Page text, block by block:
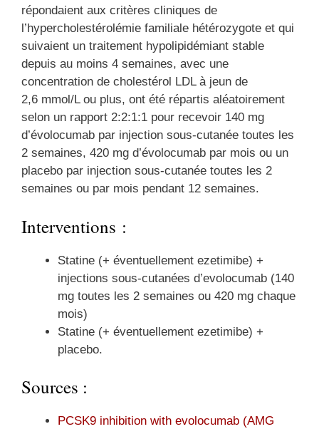
répondaient aux critères cliniques de
l’hypercholestérolémie familiale hétérozygote et qui
suivaient un traitement hypolipidémiant stable
depuis au moins 4 semaines, avec une
concentration de cholestérol LDL à jeun de
2,6 mmol/L ou plus, ont été répartis aléatoirement
selon un rapport 2:2:1:1 pour recevoir 140 mg
d’évolocumab par injection sous-cutanée toutes les
2 semaines, 420 mg d’évolocumab par mois ou un
placebo par injection sous-cutanée toutes les 2
semaines ou par mois pendant 12 semaines.
Interventions :
Statine (+ éventuellement ezetimibe) +
injections sous-cutanées d’evolocumab (140
mg toutes les 2 semaines ou 420 mg chaque
mois)
Statine (+ éventuellement ezetimibe) +
placebo.
Sources :
PCSK9 inhibition with evolocumab (AMG